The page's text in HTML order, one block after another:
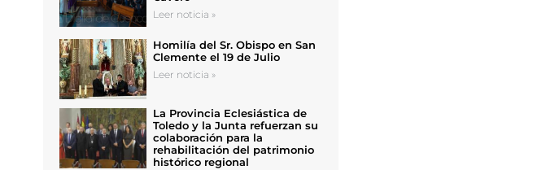
Leer noticia »
Homilía del Sr. Obispo en San
Clemente el 19 de Julio
Leer noticia »
La Provincia Eclesiástica de
Toledo y la Junta refuerzan su
colaboración para la
rehabilitación del patrimonio
histórico regional